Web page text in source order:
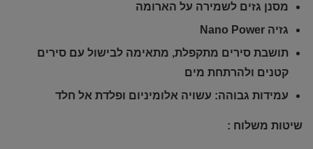
מסנן גזים לשמירה על הארומה
גזיה Nano Power
תושבת סירים מתקפלת, מתאימה לבישול עם סירים
קטנים ולהרתחת מים
עמידות גבוהה: עשויה אלומיניום ופלדת אל חלד
שיטות משלוח :